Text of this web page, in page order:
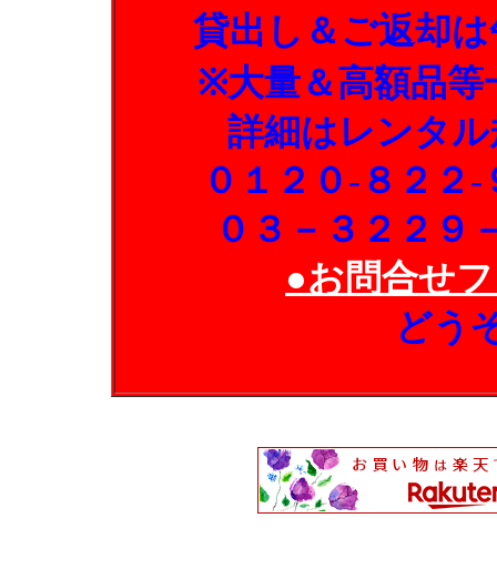
貸出し＆ご返却
※大量＆高額品等
詳細はレンタ
０１２０-８２２
０３－３２２９
●お問合せ
どう